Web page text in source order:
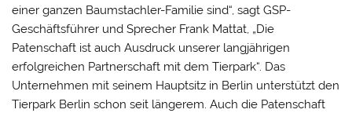
einer ganzen Baumstachler-Familie sind“, sagt GSP-
Geschäftsführer und Sprecher Frank Mattat, „Die
Patenschaft ist auch Ausdruck unserer langjährigen
erfolgreichen Partnerschaft mit dem Tierpark“. Das
Unternehmen mit seinem Hauptsitz in Berlin unterstützt den
Tierpark Berlin schon seit längerem. Auch die Patenschaft